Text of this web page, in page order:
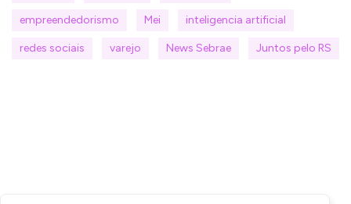
empreendedorismo Mei inteligencia artificial
redes sociais varejo News Sebrae Juntos pelo RS